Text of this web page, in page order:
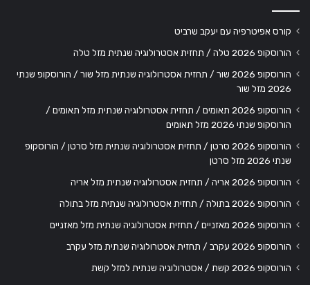
קורס אפיטרפיה עם יעקב שרביט
הורוסקופ 2026 טלה / תחזית אסטרולוגיה שנתית מזל טלה
הורוסקופ 2026 שור / תחזית אסטרולוגיה שנתית מזל שור / הורוסקופ שנתי
2026 מזל שור
הורוסקופ 2026 תאומים / תחזית אסטרולוגיה שנתית מזל תאומים /
הורוסקופ שנתי 2026 מזל תאומים
הורוסקופ 2026 סרטן / תחזית אסטרולוגיה שנתית מזל סרטן / הורוסקופ
שנתי 2026 מזל סרטן
הורוסקופ 2026 אריה / תחזית אסטרולוגיה שנתית מזל אריה
הורוסקופ 2026 בתולה / תחזית אסטרולוגיה שנתית מזל בתולה
הורוסקופ 2026 מאזניים / תחזית אסטרולוגיה שנתית מזל מאזניים
הורוסקופ 2026 עקרב / תחזית אסטרולוגיה שנתית מזל עקרב
הורוסקופ 2026 קשת / אסטרולוגיה שנתית למזל קשת